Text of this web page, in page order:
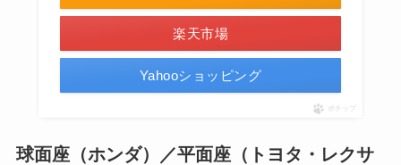
楽天市場
Yahooショッピング
ポチップ
球面座（ホンダ）／平面座（トヨタ・レクサ